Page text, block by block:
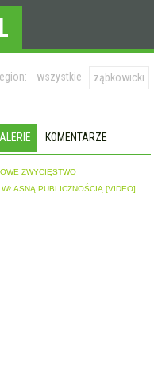
wszystkie ząbkowicki
KOMENTARZE
ZWYCIĘSTWO
PUBLICZNOŚCIĄ [VIDEO]